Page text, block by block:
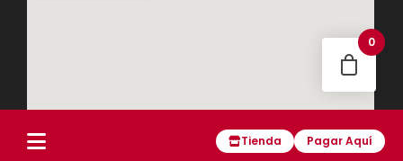
Tienda Pagar Aquí
0